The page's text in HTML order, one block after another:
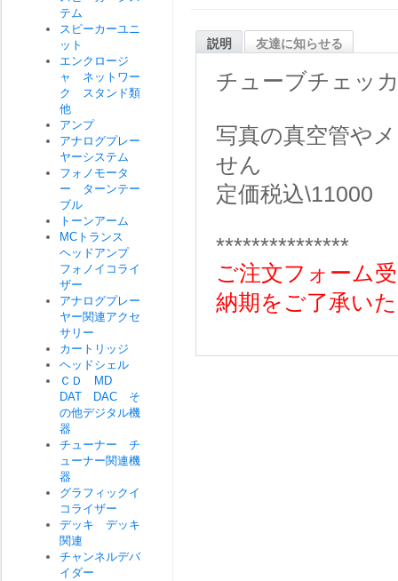
説明 友達に知らせる
チューブチェッ
写真の真空管や
せん
定価税込\11000
***************
ご注文フォーム
納期をご了承い
テム
スピーカーユニ
ット
エンクロージ
ャ ネットワー
ク スタンド類
他
アンプ
アナログプレー
ヤーシステム
フォノモータ
ー ターンテー
ブル
トーンアーム
MCトランス
ヘッドアンプ
フォノイコライ
ザー
アナログプレー
ヤー関連アクセ
サリー
カートリッジ
ヘッドシェル
ＣＤ MD
DAT DAC そ
の他デジタル機
器
チューナー チ
ューナー関連機
器
グラフィックイ
コライザー
デッキ デッキ
関連
チャンネルデバ
イダー